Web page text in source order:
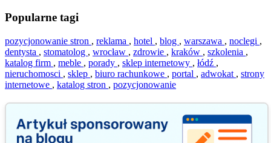
Popularne tagi
pozycjonowanie stron , reklama , hotel , blog , warszawa , noclegi ,
dentysta , stomatolog , wrocław , zdrowie , kraków , szkolenia ,
katalog firm , meble , porady , sklep internetowy , łódź ,
nieruchomosci , sklep , biuro rachunkowe , portal , adwokat , strony
internetowe , katalog stron , pozycjonowanie